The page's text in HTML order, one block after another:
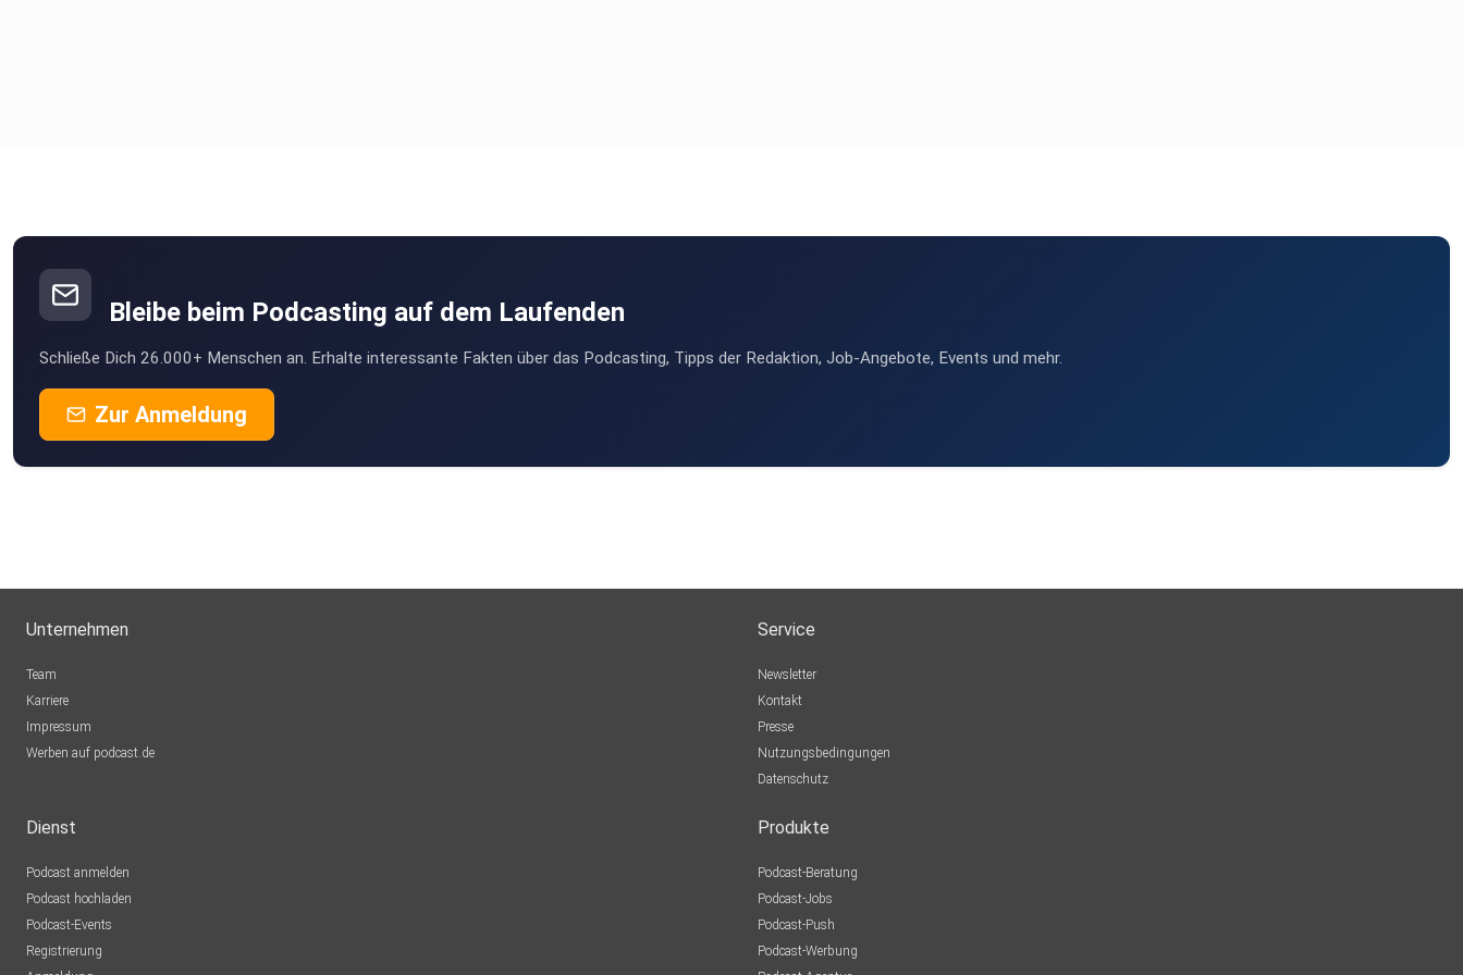
Bleibe beim Podcasting auf dem Laufenden
Schließe Dich 26.000+ Menschen an. Erhalte interessante Fakten über das Podcasting, Tipps der Redaktion, Job-Angebote, Events und mehr.
Zur Anmeldung
Unternehmen
Team
Karriere
Impressum
Werben auf podcast.de
Service
Newsletter
Kontakt
Presse
Nutzungsbedingungen
Datenschutz
Dienst
Podcast anmelden
Podcast hochladen
Podcast-Events
Registrierung
Produkte
Podcast-Beratung
Podcast-Jobs
Podcast-Push
Podcast-Werbung